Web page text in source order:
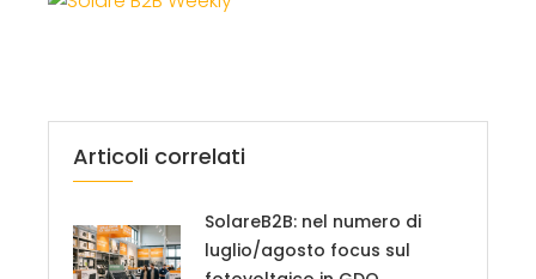
Articoli correlati
SolareB2B: nel numero di
luglio/agosto focus sul